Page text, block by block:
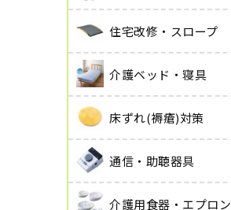
住宅改修・スロープ
介護ベッド・寝具
床ずれ(褥瘡)対策
通信・助聴器具
介護用食器・エプロン